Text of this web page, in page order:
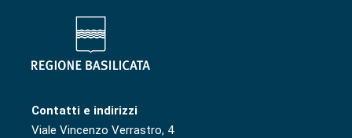
Contatti e indirizzi
Viale Vincenzo Verrastro, 4